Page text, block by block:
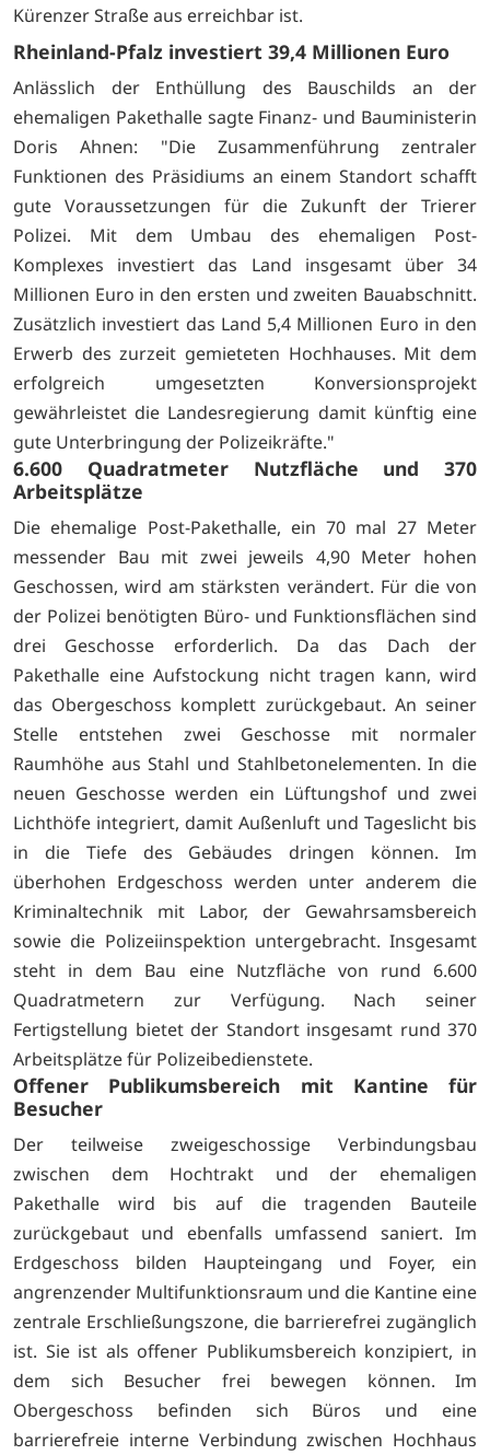
Kürenzer Straße aus erreichbar ist.
Rheinland-Pfalz investiert 39,4 Millionen Euro
Anlässlich der Enthüllung des Bauschilds an der
ehemaligen Pakethalle sagte Finanz- und Bauministerin
Doris Ahnen: "Die Zusammenführung zentraler
Funktionen des Präsidiums an einem Standort schafft
gute Voraussetzungen für die Zukunft der Trierer
Polizei. Mit dem Umbau des ehemaligen Post-
Komplexes investiert das Land insgesamt über 34
Millionen Euro in den ersten und zweiten Bauabschnitt.
Zusätzlich investiert das Land 5,4 Millionen Euro in den
Erwerb des zurzeit gemieteten Hochhauses. Mit dem
erfolgreich umgesetzten Konversionsprojekt
gewährleistet die Landesregierung damit künftig eine
gute Unterbringung der Polizeikräfte."
6.600 Quadratmeter Nutzfläche und 370
Arbeitsplätze
Die ehemalige Post-Pakethalle, ein 70 mal 27 Meter
messender Bau mit zwei jeweils 4,90 Meter hohen
Geschossen, wird am stärksten verändert. Für die von
der Polizei benötigten Büro- und Funktionsflächen sind
drei Geschosse erforderlich. Da das Dach der
Pakethalle eine Aufstockung nicht tragen kann, wird
das Obergeschoss komplett zurückgebaut. An seiner
Stelle entstehen zwei Geschosse mit normaler
Raumhöhe aus Stahl und Stahlbetonelementen. In die
neuen Geschosse werden ein Lüftungshof und zwei
Lichthöfe integriert, damit Außenluft und Tageslicht bis
in die Tiefe des Gebäudes dringen können. Im
überhohen Erdgeschoss werden unter anderem die
Kriminaltechnik mit Labor, der Gewahrsamsbereich
sowie die Polizeiinspektion untergebracht. Insgesamt
steht in dem Bau eine Nutzfläche von rund 6.600
Quadratmetern zur Verfügung. Nach seiner
Fertigstellung bietet der Standort insgesamt rund 370
Arbeitsplätze für Polizeibedienstete.
Offener Publikumsbereich mit Kantine für
Besucher
Der teilweise zweigeschossige Verbindungsbau
zwischen dem Hochtrakt und der ehemaligen
Pakethalle wird bis auf die tragenden Bauteile
zurückgebaut und ebenfalls umfassend saniert. Im
Erdgeschoss bilden Haupteingang und Foyer, ein
angrenzender Multifunktionsraum und die Kantine eine
zentrale Erschließungszone, die barrierefrei zugänglich
ist. Sie ist als offener Publikumsbereich konzipiert, in
dem sich Besucher frei bewegen können. Im
Obergeschoss befinden sich Büros und eine
barrierefreie interne Verbindung zwischen Hochhaus